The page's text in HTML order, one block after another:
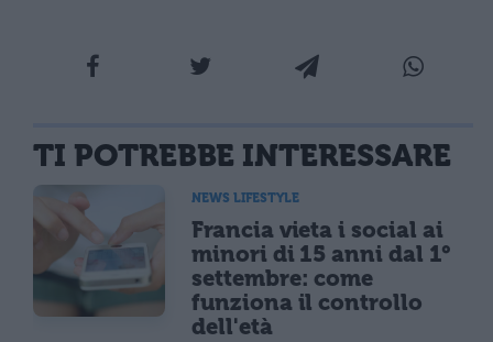
TI POTREBBE INTERESSARE
NEWS LIFESTYLE
Francia vieta i social ai
minori di 15 anni dal 1°
settembre: come
funziona il controllo
dell'età